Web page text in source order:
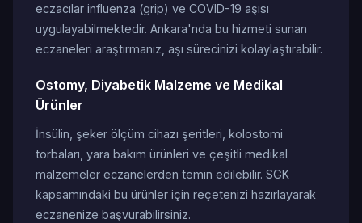
eczacılar influenza (grip) ve COVID-19 aşısı
uygulayabilmektedir. Ankara'nda bu hizmeti sunan
eczaneleri araştırmanız, aşı sürecinizi kolaylaştırabilir.
Ostomy, Diyabetik Malzeme ve Medikal
Ürünler
İnsülin, şeker ölçüm cihazı şeritleri, kolostomi
torbaları, yara bakım ürünleri ve çeşitli medikal
malzemeler eczanelerden temin edilebilir. SGK
kapsamındaki bu ürünler için reçetenizi hazırlayarak
eczanenize başvurabilirsiniz.